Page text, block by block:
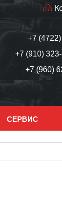
+7
+7 (910)
+7 (960)
СЕРВИС